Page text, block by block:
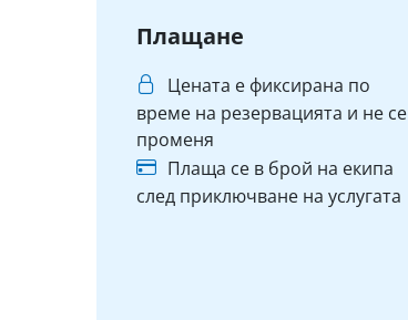
Плащане
Цената е фиксирана по
време на резервацията и не се
променя
Плаща се в брой на екипа
след приключване на услугата